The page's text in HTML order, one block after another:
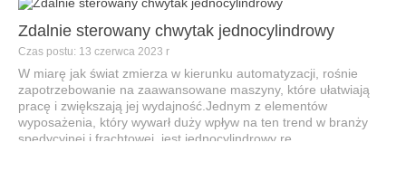
Zdalnie sterowany chwytak jednocylindrowy
Czas postu: 13 czerwca 2023 r
W miarę jak świat zmierza w kierunku automatyzacji, rośnie
zapotrzebowanie na zaawansowane maszyny, które ułatwiają
pracę i zwiększają jej wydajność.Jednym z elementów
wyposażenia, który wywarł duży wpływ na ten trend w branży
spedycyjnej i frachtowej, jest jednocylindrowy re...